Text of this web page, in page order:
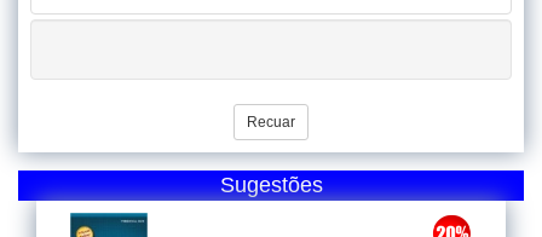
Recuar
Sugestões